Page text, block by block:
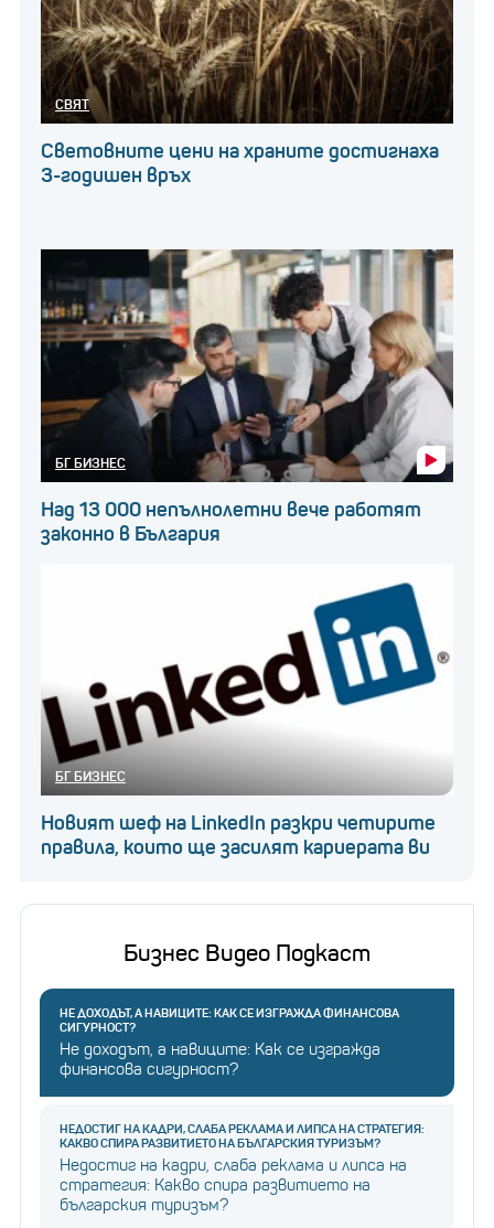
СВЯТ
Световните цени на храните достигнаха
3-годишен връх
БГ БИЗНЕС
Над 13 000 непълнолетни вече работят
законно в България
БГ БИЗНЕС
Новият шеф на LinkedIn разкри четирите
правила, които ще засилят кариерата ви
Бизнес Видео Подкаст
НЕ ДОХОДЪТ, А НАВИЦИТЕ: КАК СЕ ИЗГРАЖДА ФИНАНСОВА
СИГУРНОСТ?
Не доходът, а навиците: Как се изгражда
финансова сигурност?
НЕДОСТИГ НА КАДРИ, СЛАБА РЕКЛАМА И ЛИПСА НА СТРАТЕГИЯ:
КАКВО СПИРА РАЗВИТИЕТО НА БЪЛГАРСКИЯ ТУРИЗЪМ?
Недостиг на кадри, слаба реклама и липса на
стратегия: Какво спира развитието на
българския туризъм?